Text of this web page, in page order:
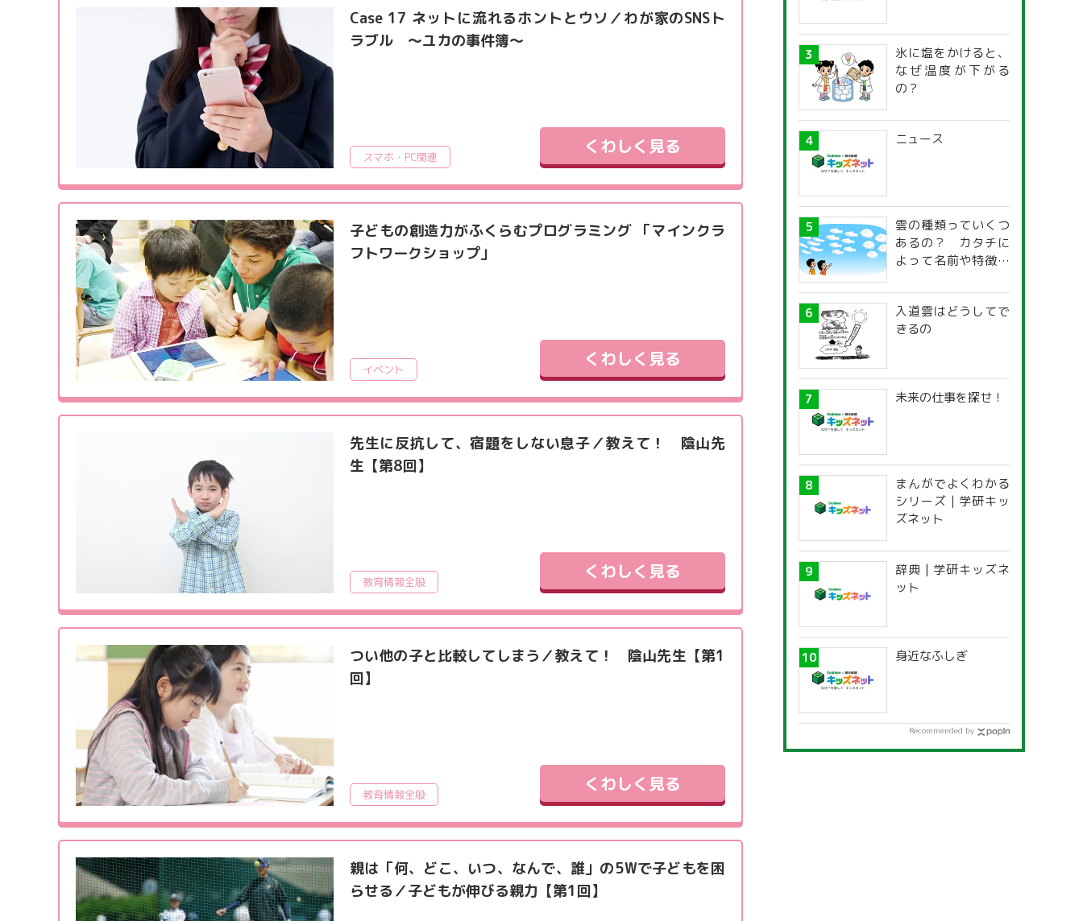
Case 17 ネットに流れるホントとウソ／わが家のSNSト
ラブル ～ユカの事件簿～
スマホ・PC関連 くわしく見る
子どもの創造力がふくらむプログラミング 「マインクラ
フトワークショップ」
イベント くわしく見る
先生に反抗して、宿題をしない息子／教えて！ 陰山先
生【第8回】
教育情報全般 くわしく見る
つい他の子と比較してしまう／教えて！ 陰山先生【第1
回】
教育情報全般 くわしく見る
親は「何、どこ、いつ、なんで、誰」の5Wで子どもを困
らせる／子どもが伸びる親力【第1回】
氷に塩をかけると、
なぜ温度が下がる
の？
ニュース
雲の種類っていくつ
あるの？ カタチに
よって名前や特徴が
入道雲はどうしてで
きるの
未来の仕事を探せ！
まんがでよくわかる
シリーズ | 学研キッ
ズネット
辞典 | 学研キッズネ
ット
身近なふしぎ
Recommended by